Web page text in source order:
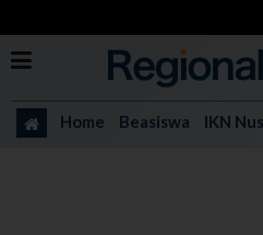
Home Beasiswa IKN